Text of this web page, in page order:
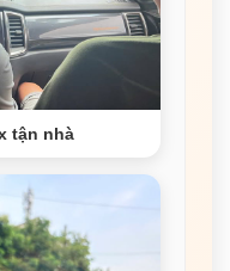
tận nhà